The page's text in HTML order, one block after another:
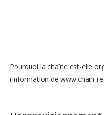
Pourquoi la chaîne est-elle
(Information de www.chain-